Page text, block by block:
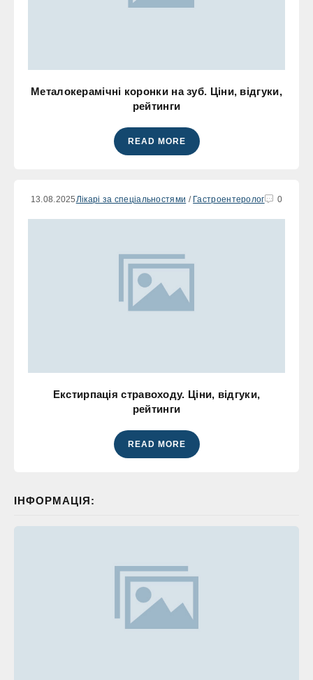
Металокерамічні коронки на зуб. Ціни, відгуки,
рейтинги
READ MORE
13.08.2025 Лікарі за спеціальностями / Гастроентеролог 0
Екстирпація стравоходу. Ціни, відгуки,
рейтинги
READ MORE
ІНФОРМАЦІЯ: